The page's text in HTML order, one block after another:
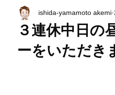
３連休中日の
ーをいただき
ishida-yamamoto akemi